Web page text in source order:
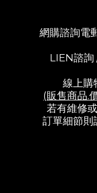
網購諮詢電
LIEN諮詢
線上購
(販售商品.
若有維修
訂單細節則